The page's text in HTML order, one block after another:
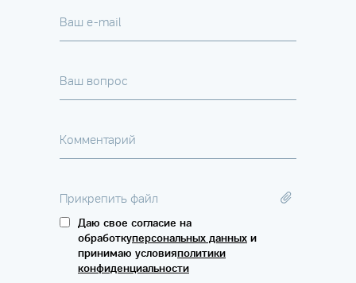
Ваш e-mail
Ваш вопрос
Комментарий
Прикрепить файл
Даю свое согласие на
обработкуперсональных данных и
принимаю условияполитики
конфиденциальности